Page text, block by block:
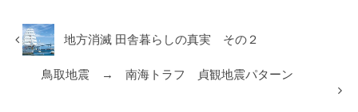
地方消滅 田舎暮らしの真実 その２
鳥取地震 → 南海トラフ 貞観地震パターン